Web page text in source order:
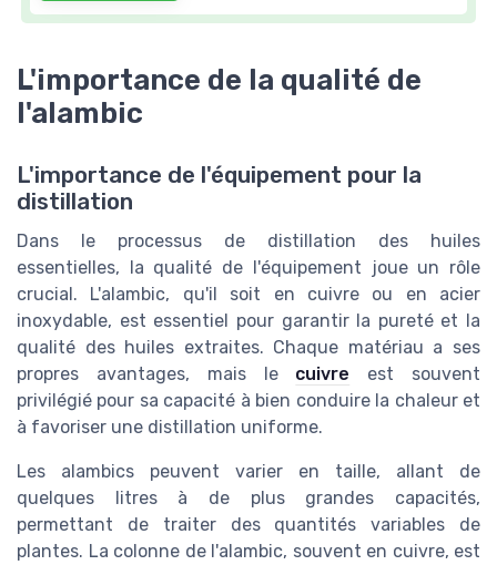
L'importance de la qualité de
l'alambic
L'importance de l'équipement pour la
distillation
Dans le processus de distillation des huiles
essentielles, la qualité de l'équipement joue un rôle
crucial. L'alambic, qu'il soit en cuivre ou en acier
inoxydable, est essentiel pour garantir la pureté et la
qualité des huiles extraites. Chaque matériau a ses
propres avantages, mais le cuivre est souvent
privilégié pour sa capacité à bien conduire la chaleur et
à favoriser une distillation uniforme.
Les alambics peuvent varier en taille, allant de
quelques litres à de plus grandes capacités,
permettant de traiter des quantités variables de
plantes. La colonne de l'alambic, souvent en cuivre, est